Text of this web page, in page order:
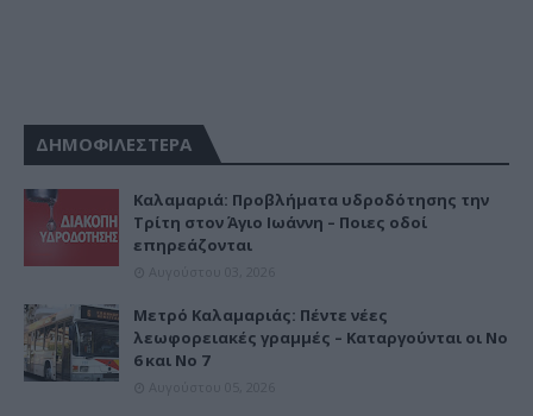
ΔΗΜΟΦΙΛΕΣΤΕΡΑ
Καλαμαριά: Προβλήματα υδροδότησης την
Τρίτη στον Άγιο Ιωάννη – Ποιες οδοί
επηρεάζονται
Μετρό Καλαμαριάς: Πέντε νέες
λεωφορειακές γραμμές – Καταργούνται οι Νο
6 και Νο 7